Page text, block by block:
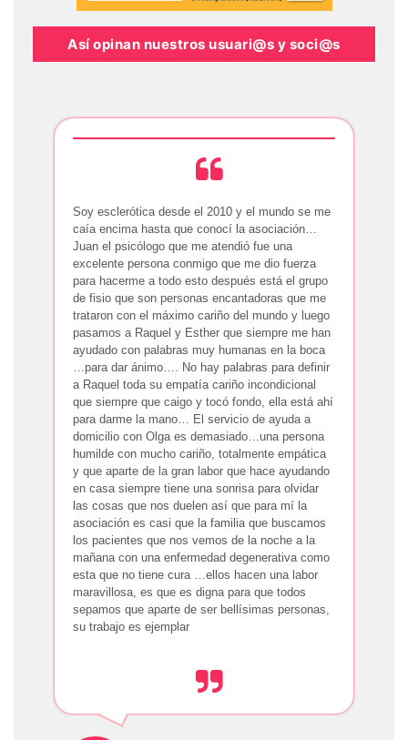
Así opinan nuestros usuari@s y soci@s
Soy esclerótica desde el 2010 y el mundo se me
caía encima hasta que conocí la asociación…
Juan el psicólogo que me atendió fue una
excelente persona conmigo que me dio fuerza
para hacerme a todo esto después está el grupo
de fisio que son personas encantadoras que me
trataron con el máximo cariño del mundo y luego
pasamos a Raquel y Esther que siempre me han
ayudado con palabras muy humanas en la boca
…para dar ánimo…. No hay palabras para definir
a Raquel toda su empatía cariño incondicional
que siempre que caigo y tocó fondo, ella está ahí
para darme la mano… El servicio de ayuda a
domicilio con Olga es demasiado…una persona
humilde con mucho cariño, totalmente empática
y que aparte de la gran labor que hace ayudando
en casa siempre tiene una sonrisa para olvidar
las cosas que nos duelen así que para mí la
asociación es casi que la familia que buscamos
los pacientes que nos vemos de la noche a la
mañana con una enfermedad degenerativa como
esta que no tiene cura …ellos hacen una labor
maravillosa, es que es digna para que todos
sepamos que aparte de ser bellísimas personas,
su trabajo es ejemplar